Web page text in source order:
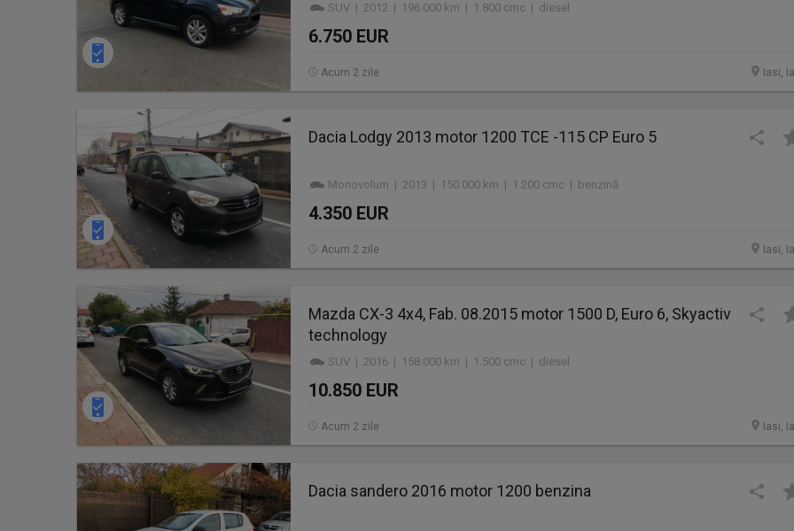
SUV | 2012 | 196.000 km | 1.800 cmc | diesel
6.750 EUR
Iasi,
Acum 2 zile
Dacia Lodgy 2013 motor 1200 TCE -115 CP Euro 5
Monovolum | 2013 | 150.000 km | 1.200 cmc | benzină
4.350 EUR
Iasi,
Acum 2 zile
Mazda CX-3 4x4, Fab. 08.2015 motor 1500 D, Euro 6, Skyactiv
technology
SUV | 2016 | 158.000 km | 1.500 cmc | diesel
10.850 EUR
Iasi,
Acum 2 zile
Dacia sandero 2016 motor 1200 benzina